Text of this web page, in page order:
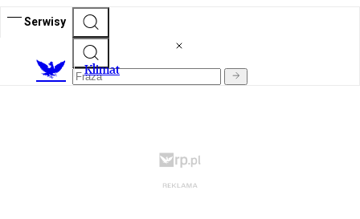
Serwisy
Klimat